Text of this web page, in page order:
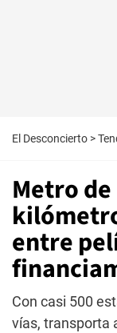
El Desconcierto >
Metro
entre
Con casi 500
vías, transporta